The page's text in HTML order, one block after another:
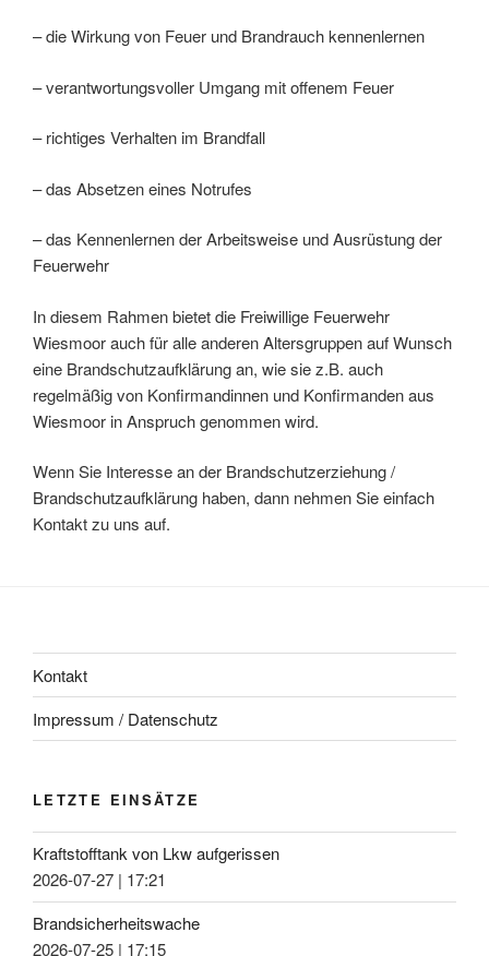
– die Wirkung von Feuer und Brandrauch kennenlernen
– verantwortungsvoller Umgang mit offenem Feuer
– richtiges Verhalten im Brandfall
– das Absetzen eines Notrufes
– das Kennenlernen der Arbeitsweise und Ausrüstung der
Feuerwehr
In diesem Rahmen bietet die Freiwillige Feuerwehr
Wiesmoor auch für alle anderen Altersgruppen auf Wunsch
eine Brandschutzaufklärung an, wie sie z.B. auch
regelmäßig von Konfirmandinnen und Konfirmanden aus
Wiesmoor in Anspruch genommen wird.
Wenn Sie Interesse an der Brandschutzerziehung /
Brandschutzaufklärung haben, dann nehmen Sie einfach
Kontakt zu uns auf.
Kontakt
Impressum / Datenschutz
LETZTE EINSÄTZE
Kraftstofftank von Lkw aufgerissen
2026-07-27 | 17:21
Brandsicherheitswache
2026-07-25 | 17:15